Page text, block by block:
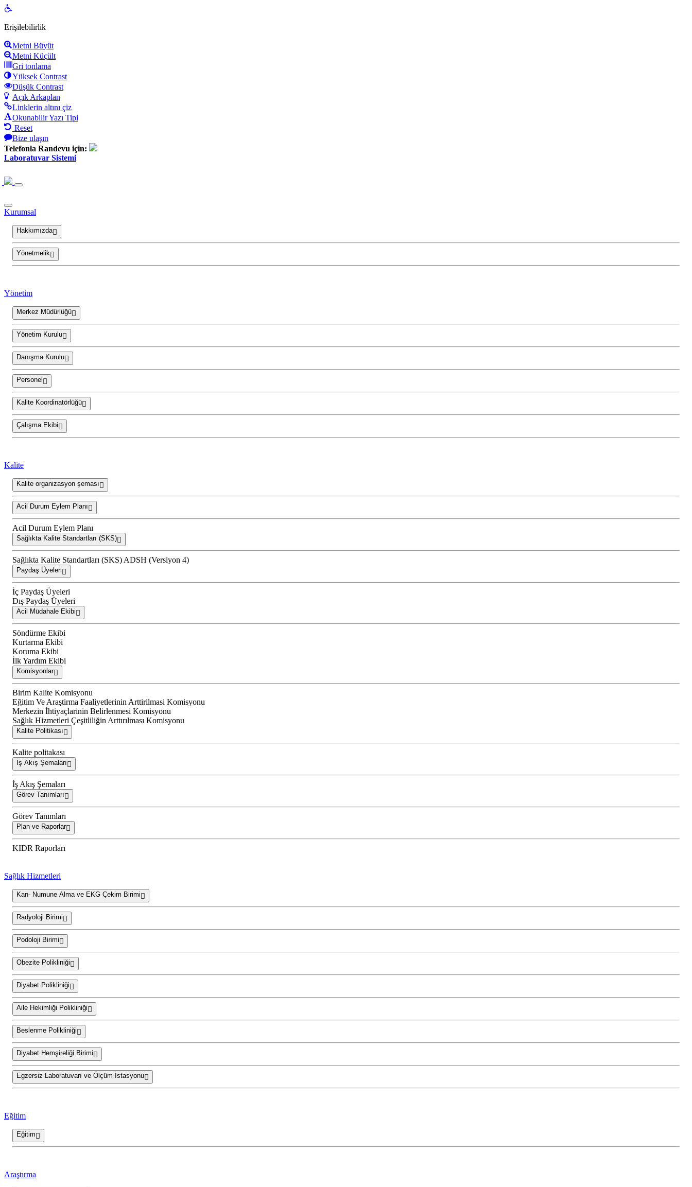
Open
Erişilebilirlik
Metni Büyüt
Metni Küçült
Gri tonlama
Yüksek Contrast
Düşük Contrast
Açık Arkaplan
Linklerin altını çiz
Okunabilir Yazı Tipi
Reset
Bize ulaşın
Telefonla Randevu için:
Laboratuvar Sistemi
Kurumsal
Hakkımızda
Yönetmelik
Yönetim
Merkez Müdürlüğü
Yönetim Kurulu
Danışma Kurulu
Personel
Kalite Koordinatörlüğü
Çalışma Ekibi
Kalite
Kalite organizasyon şeması
Acil Durum Eylem Planı
Acil Durum Eylem Planı
Sağlıkta Kalite Standartları (SKS)
Sağlıkta Kalite Standartları (SKS) ADSH (Versiyon 4)
Paydaş Üyeleri
İç Paydaş Üyeleri
Dış Paydaş Üyeleri
Acil Müdahale Ekibi
Söndürme Ekibi
Kurtarma Ekibi
Koruma Ekibi
İlk Yardım Ekibi
Komisyonlar
Birim Kalite Komisyonu
Eğitim Ve Araştirma Faaliyetlerinin Arttirilmasi Komisyonu
Merkezin İhtiyaçlarinin Belirlenmesi Komisyonu
Sağlık Hizmetleri Çeşitliliğin Arttırılması Komisyonu
Kalite Politikası
Kalite politakası
İş Akış Şemaları
İş Akış Şemaları
Görev Tanımları
Görev Tanımları
Plan ve Raporlar
KIDR Raporları
Sağlık Hizmetleri
Kan- Numune Alma ve EKG Çekim Birimi
Radyoloji Birimi
Podoloji Birimi
Obezite Polikliniği
Diyabet Polikliniği
Aile Hekimliği Polikliniği
Beslenme Polikliniği
Diyabet Hemşireliği Birimi
Egzersiz Laboratuvarı ve Ölçüm İstasyonu
Eğitim
Eğitim
Araştırma